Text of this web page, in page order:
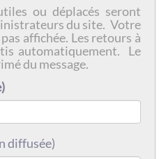
ou déplacés seront
du site. Votre
affichée. Les retours à
automatiquement. Le
du message.
diffusée)